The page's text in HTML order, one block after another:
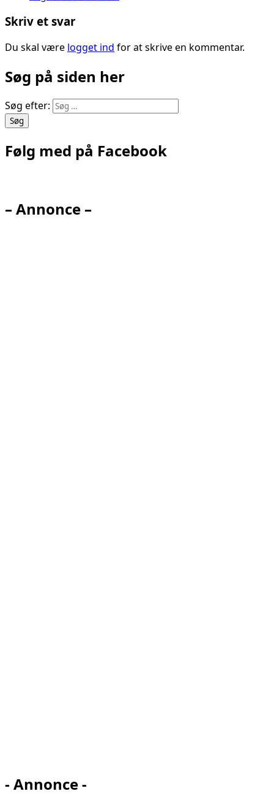
Skriv et svar
Du skal være logget ind for at skrive en kommentar.
Søg på siden her
Søg efter:
Følg med på Facebook
– Annonce –
- Annonce -